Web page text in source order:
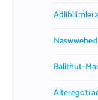
Balithut-